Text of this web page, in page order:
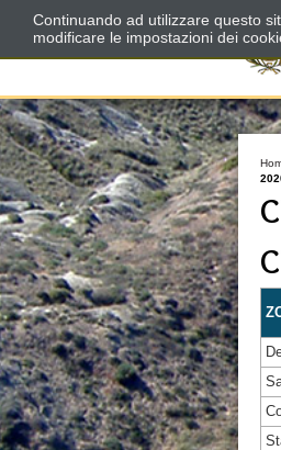
Continuando ad utilizzare questo
modificare le impostazioni dei